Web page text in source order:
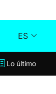
ES
Klisk
Lo último